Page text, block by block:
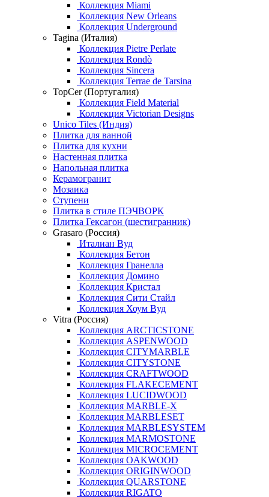
Коллекция Miami
Коллекция New Orleans
Коллекция Underground
Tagina (Италия)
Коллекция Pietre Perlate
Коллекция Rondò
Коллекция Sincera
Коллекция Terrae de Tarsina
TopCer (Португалия)
Коллекция Field Material
Коллекция Victorian Designs
Unico Tiles (Индия)
Плитка для ванной
Плитка для кухни
Настенная плитка
Напольная плитка
Керамогранит
Мозаика
Ступени
Плитка в стиле ПЭЧВОРК
Плитка Гексагон (шестигранник)
Grasaro (Россия)
Италиан Вуд
Коллекция Бетон
Коллекция Гранелла
Коллекция Домино
Коллекция Кристал
Коллекция Сити Стайл
Коллекция Хоум Вуд
Vitra (Россия)
Коллекция ARCTICSTONE
Коллекция ASPENWOOD
Коллекция CITYMARBLE
Коллекция CITYSTONE
Коллекция CRAFTWOOD
Коллекция FLAKECEMENT
Коллекция LUCIDWOOD
Коллекция MARBLE-X
Коллекция MARBLESET
Коллекция MARBLESYSTEM
Коллекция MARMOSTONE
Коллекция MICROCEMENT
Коллекция OAKWOOD
Коллекция ORIGINWOOD
Коллекция QUARSTONE
Коллекция RIGATO